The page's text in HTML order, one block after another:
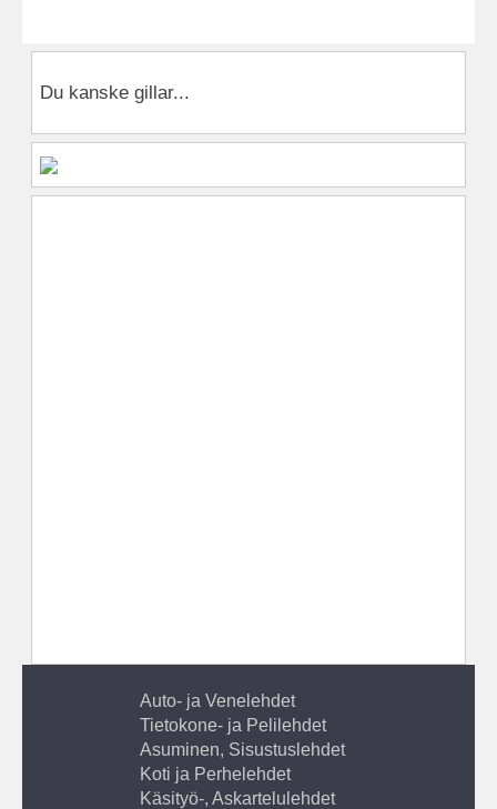
Du kanske gillar...
Auto- ja Venelehdet
Tietokone- ja Pelilehdet
Asuminen, Sisustuslehdet
Koti ja Perhelehdet
Käsityö-, Askartelulehdet